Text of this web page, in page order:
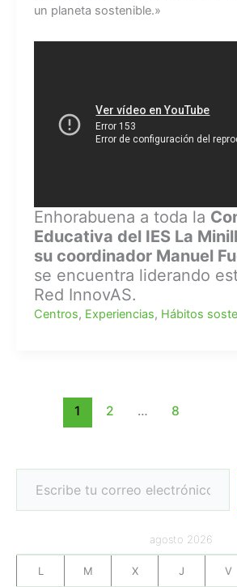
un planeta sostenible.»
Enhorabuena a toda la
Educativa del IES La
su coordinador Manuel
se encuentra liderando
Red InnovAS.
Centros, Experiencias, Hábitos
1 2 … 8
Escribe tu correo electrónico…
agosto 2026
L M X J V